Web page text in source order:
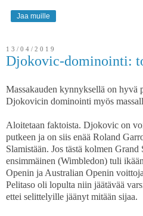
Jaa muille
13/04/2019
Djokovic-dominointi:
Massakauden kynnyksellä on hyvä
Djokovicin dominointi myös
Aloitetaan faktoista. Djokovic on
putkeen ja on siis enää Roland
Slamistään. Jos tästä kolmen
ensimmäinen (Wimbledon) tuli
Openin ja Australian Openin
Pelitaso oli lopulta niin jäätävää
ettei selittelyille jäänyt mitään sijaa.